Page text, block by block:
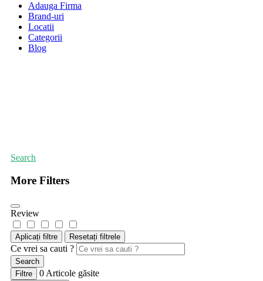
Adauga Firma
Brand-uri
Locatii
Categorii
Blog
Search
More Filters
Review
Aplicați filtre Resetați filtrele
Ce vrei sa cauti ?
Search
Filtre
0 Articole găsite